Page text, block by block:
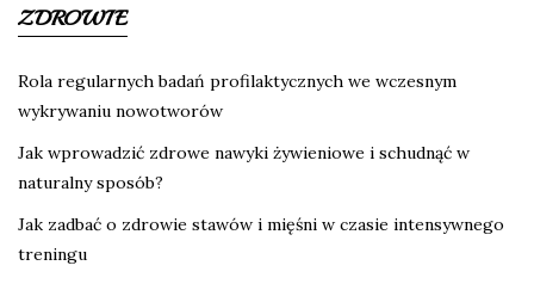
ZDROWIE
Rola regularnych badań profilaktycznych we wczesnym
wykrywaniu nowotworów
Jak wprowadzić zdrowe nawyki żywieniowe i schudnąć w
naturalny sposób?
Jak zadbać o zdrowie stawów i mięśni w czasie intensywnego
treningu